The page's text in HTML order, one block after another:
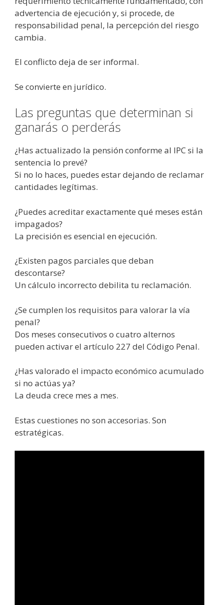
advertencia de ejecución y, si procede, de
responsabilidad penal, la percepción del riesgo
cambia.
El conflicto deja de ser informal.
Se convierte en jurídico.
Las preguntas que determinan si
ganarás o perderás
¿Has actualizado la pensión conforme al IPC si la
sentencia lo prevé?
Si no lo haces, puedes estar dejando de reclamar
cantidades legítimas.
¿Puedes acreditar exactamente qué meses están
impagados?
La precisión es esencial en ejecución.
¿Existen pagos parciales que deban
descontarse?
Un cálculo incorrecto debilita tu reclamación.
¿Se cumplen los requisitos para valorar la vía
penal?
Dos meses consecutivos o cuatro alternos
pueden activar el artículo 227 del Código Penal.
¿Has valorado el impacto económico acumulado
si no actúas ya?
La deuda crece mes a mes.
Estas cuestiones no son accesorias. Son
estratégicas.